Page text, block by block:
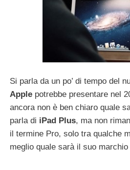
Si parla da un po’ di tempo del
Apple potrebbe presentare nel
ancora non è ben chiaro quale
parla di iPad Plus, ma non
il termine Pro, solo tra qualche
meglio quale sarà il suo